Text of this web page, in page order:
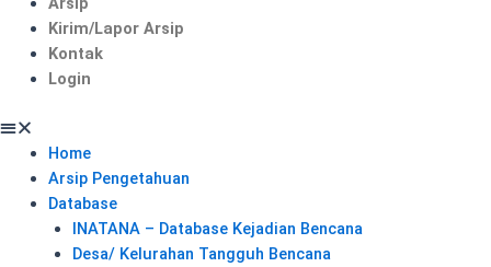
Kirim/Lapor Arsip
Kontak
Login
Home
Arsip Pengetahuan
Database
INATANA – Database Kejadian Bencana
Desa/ Kelurahan Tangguh Bencana